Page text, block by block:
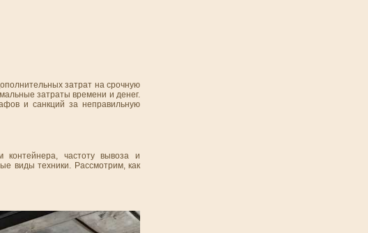
затрат на срочную
затраты времени и денег.
и санкций за неправильную
контейнера, частоту вывоза и
виды техники. Рассмотрим, как